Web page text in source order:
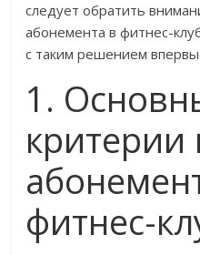
следует обратить
абонемента в фитнес-
с таким решением
1.
фитнес-